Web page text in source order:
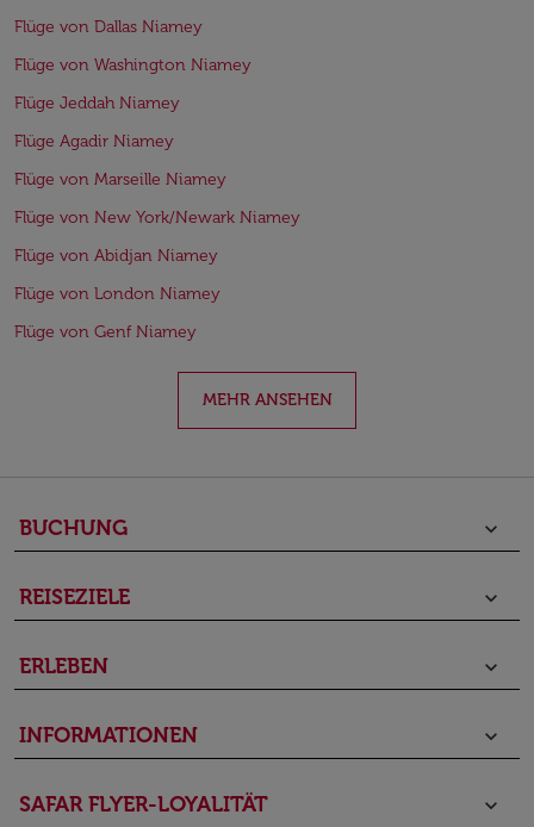
Flüge von Dallas Niamey
Flüge von Washington Niamey
Flüge Jeddah Niamey
Flüge Agadir Niamey
Flüge von Marseille Niamey
Flüge von New York/Newark Niamey
Flüge von Abidjan Niamey
Flüge von London Niamey
Flüge von Genf Niamey
MEHR ANSEHEN
BUCHUNG keyboard_arrow_down
REISEZIELE keyboard_arrow_down
ERLEBEN keyboard_arrow_down
INFORMATIONEN keyboard_arrow_down
SAFAR FLYER-LOYALITÄT keyboard_arrow_down